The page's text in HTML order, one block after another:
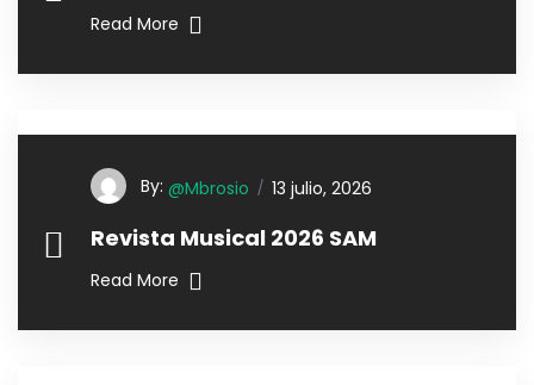
Read More
By: @mbrosio 13 julio, 2026
Revista Musical 2026 SAM
Read More